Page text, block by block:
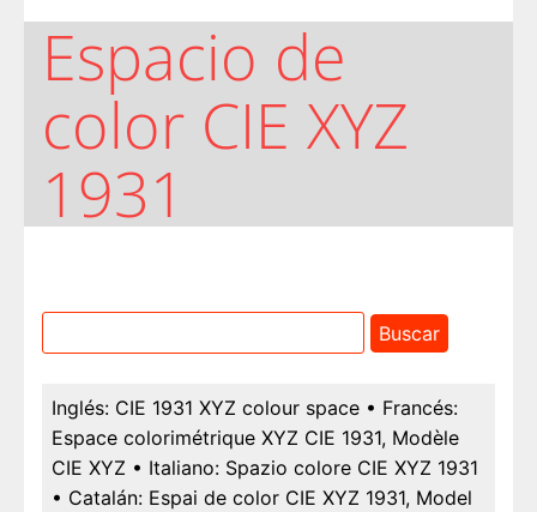
Espacio de
color CIE XYZ
1931
Inglés: CIE 1931 XYZ colour space • Francés:
Espace colorimétrique XYZ CIE 1931, Modèle
CIE XYZ • Italiano: Spazio colore CIE XYZ 1931
• Catalán: Espai de color CIE XYZ 1931, Model